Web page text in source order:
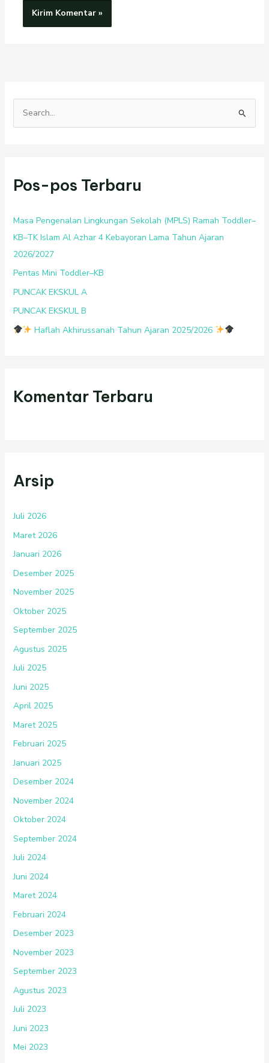
a
u
t
u
k
Pos-pos Terbaru
Masa Pengenalan Lingkungan Sekolah (MPLS) Ramah Toddler–
KB–TK Islam Al Azhar 4 Kebayoran Lama Tahun Ajaran
2026/2027
Pentas Mini Toddler–KB
PUNCAK EKSKUL A
PUNCAK EKSKUL B
Haflah Akhirussanah Tahun Ajaran 2025/2026
Komentar Terbaru
Arsip
Juli 2026
Maret 2026
Januari 2026
Desember 2025
November 2025
Oktober 2025
September 2025
Agustus 2025
Juli 2025
Juni 2025
April 2025
Maret 2025
Februari 2025
Januari 2025
Desember 2024
November 2024
Oktober 2024
September 2024
Juli 2024
Juni 2024
Maret 2024
Februari 2024
Desember 2023
November 2023
September 2023
Agustus 2023
Juli 2023
Juni 2023
Mei 2023